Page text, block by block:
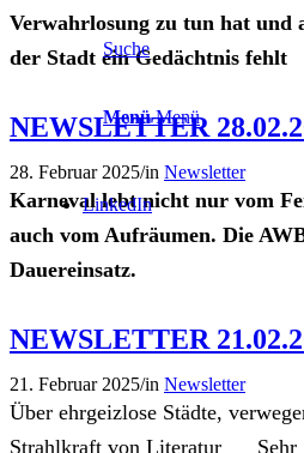
Suche
Menü Menü
LinkedIn
Verwahrlosung zu tun hat und
der Stadt ein Gedächtnis fehlt
NEWSLETTER
28. Februar 2025/in Newsletter
Karneval lebt nicht nur vom
auch vom Aufräumen. Die
Dauereinsatz.
NEWSLETTER
21. Februar 2025/in Newsletter
Über ehrgeizlose Städte,
Strahlkraft von Literatur Sehr